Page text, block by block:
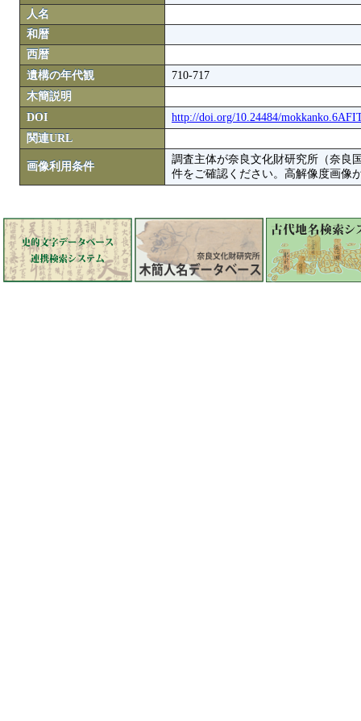
人名
和暦
西暦
遺構の年代観
710-717
木簡説明
DOI
http://doi.org/10.24484/
関連URL
画像利用条件
調査主体が奈良文化財研究所（奈良
件をご確認ください。高解像度画像